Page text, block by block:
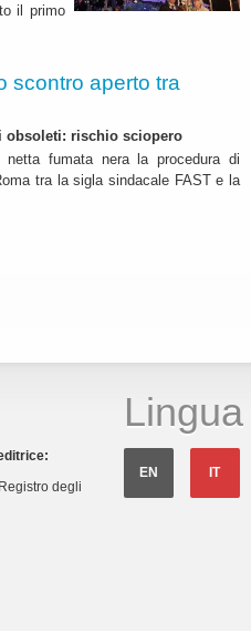
il primo
scontro aperto tra
obsoleti: rischio sciopero
fumata nera la procedura di
tra la sigla sindacale FAST e la
degli
Lingua
EN IT